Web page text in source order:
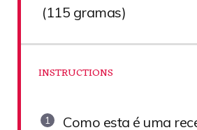
(115 gramas)
INSTRUCTIONS
Como esta é uma